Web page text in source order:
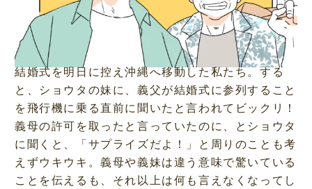
結婚式を明日に控え沖縄へ移動した私たち。する
と、ショウタの妹に、義父が結婚式に参列すること
を飛行機に乗る直前に聞いたと言われてビックリ！
義母の許可を取ったと言っていたのに、とショウタ
に聞くと、「サプライズだよ！」と周りのことも考
えずウキウキ。義母や義妹は違う意味で驚いている
ことを伝えるも、それ以上は何も言えなくなってし